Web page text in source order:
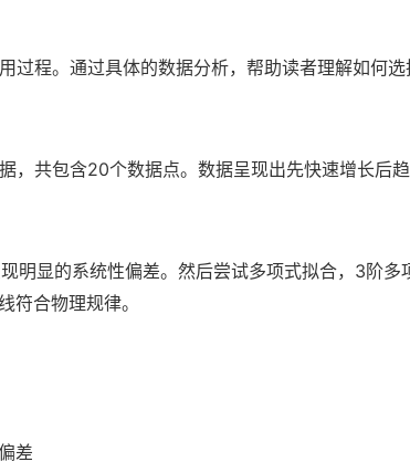
过程。通过具体的数据分析，帮助读者理解如何选
，共包含20个数据点。数据呈现出先快速增长后
明显的系统性偏差。然后尝试多项式拟合，3阶
合物理规律。
差